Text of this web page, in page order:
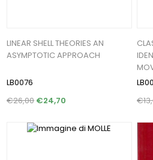
LINEAR SHELL THEORIES AN
ASYMPTOTIC APPROACH
LB0076
€26,00 €24,70